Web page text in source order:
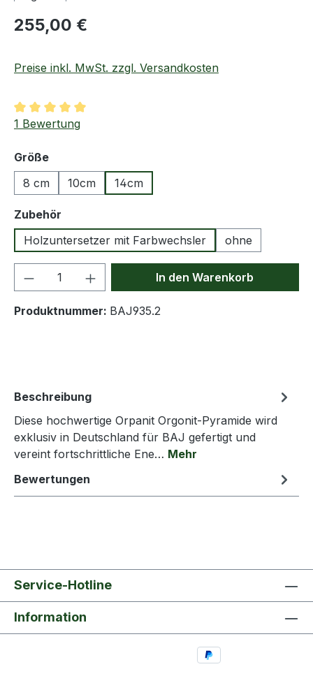
Regulärer Preis:
255,00 €
Preise inkl. MwSt. zzgl. Versandkosten
Durchschnittliche Bewertung von 5 von 5 Sternen
1 Bewertung
Größeauswählen
8 cm
10cm 14cm
Zubehör
Holzuntersetzer mit Farbwechsler
ohne
Produkt Anzahl: Gib denIn den Warenkorb
Produktnummer: BAJ935.2
Beschreibung
Diese hochwertige Orpanit Orgonit-Pyramide wird
exklusiv in Deutschland für BAJ gefertigt und
vereint fortschrittliche Ene… Mehr
Bewertungen
Service-Hotline
Information